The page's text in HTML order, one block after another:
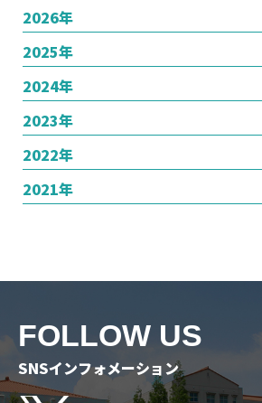
2026年
2025年
2024年
2023年
2022年
2021年
FOLLOW US
SNSインフォメーション